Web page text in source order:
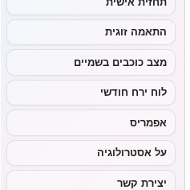
התאמה זוגית
מצב כוכבים בשמיים
לוח ירח חודשי
אפמריס
על אסטרולוגיה
יצירת קשר